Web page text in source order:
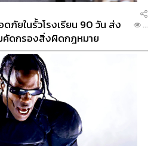
ภัยในรั้วโรงเรียน 90 วัน ส่ง
ดกรองสิ่งผิดกฎหมาย
...